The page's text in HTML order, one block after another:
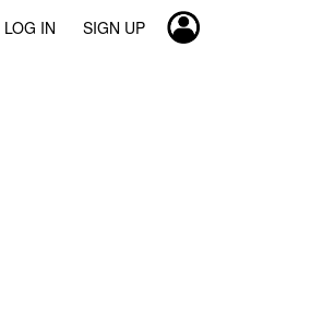
LOG IN SIGN UP